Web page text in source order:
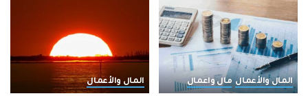
المال والأعمال مال واعمال المال والأعمال